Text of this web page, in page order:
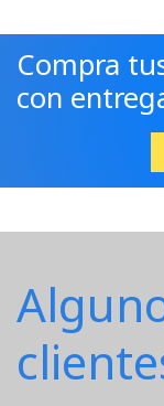
Compra
con